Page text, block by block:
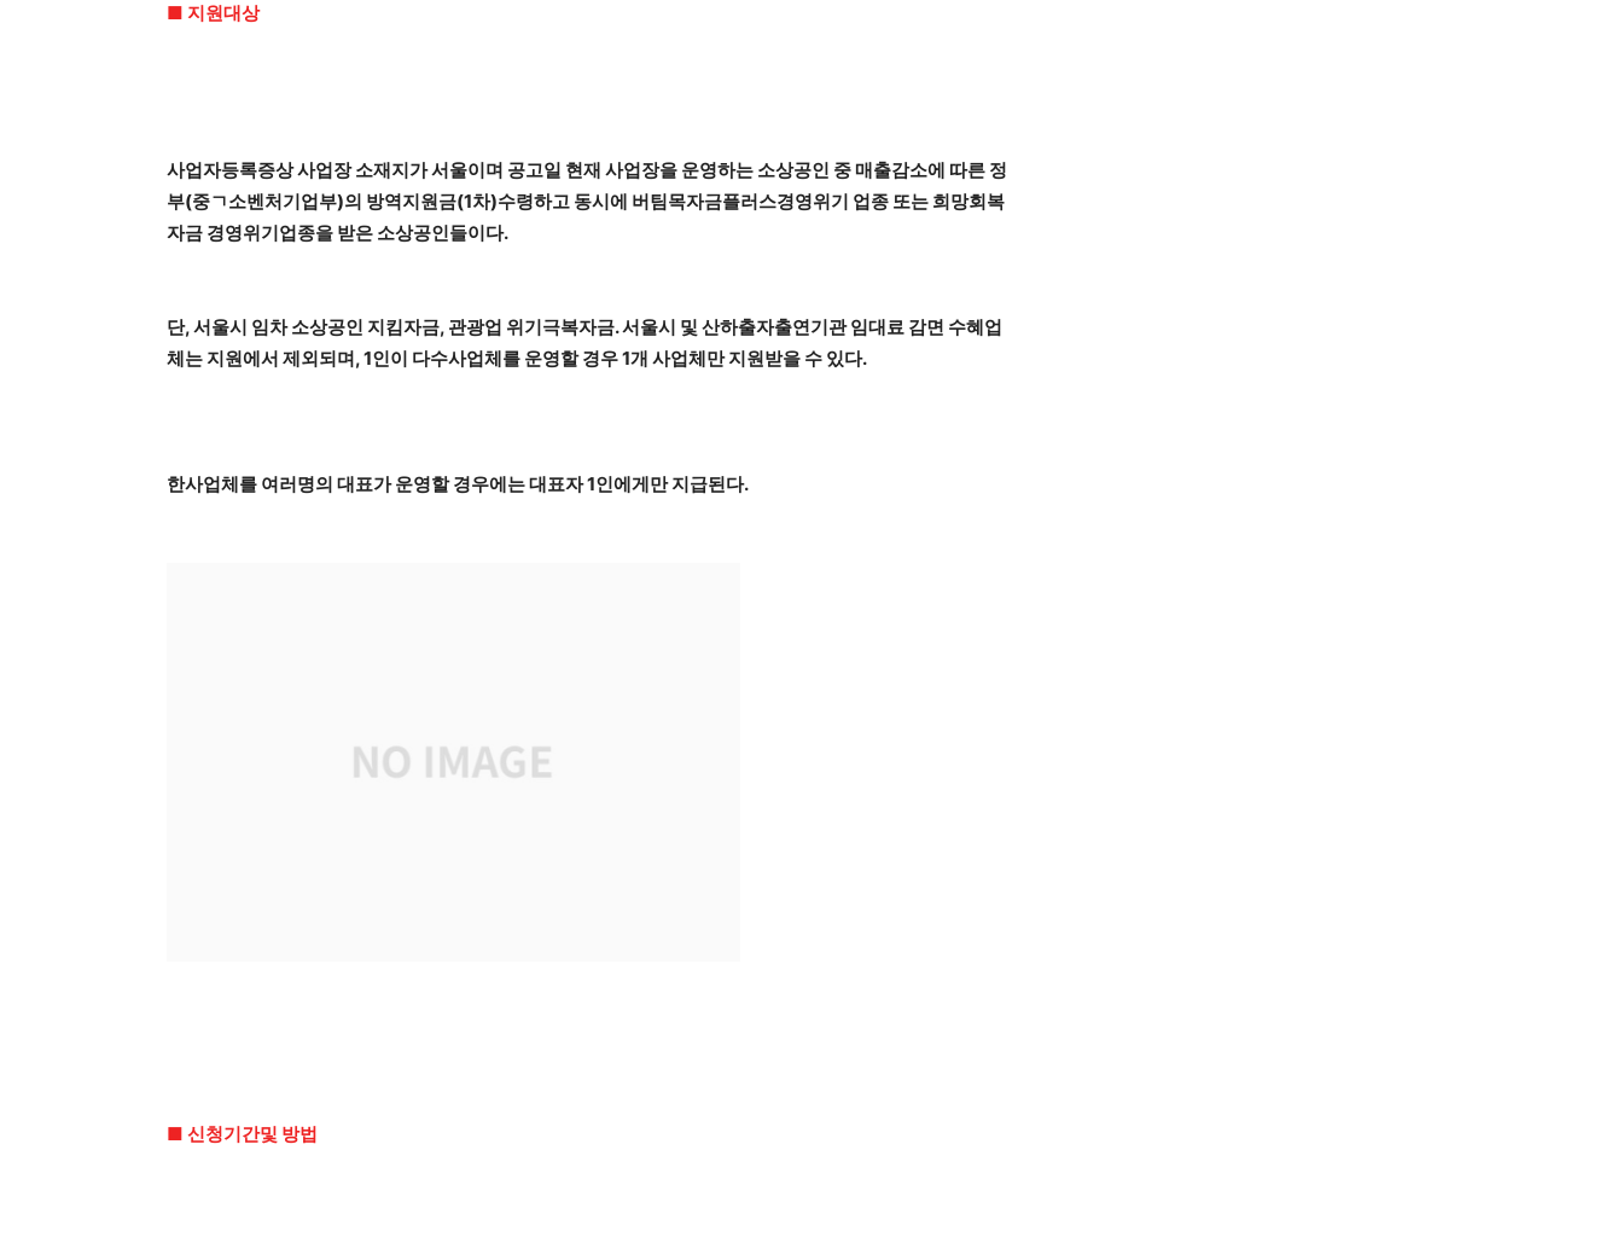
■ 지원대상
사업자등록증상 사업장 소재지가 서울이며 공고일 현재 사업장을 운영하는 소상공인 중 매출감소에 따른 정
부(중ㄱ소벤처기업부)의 방역지원금(1차)수령하고 동시에 버팀목자금플러스경영위기 업종 또는 희망회복
자금 경영위기업종을 받은 소상공인들이다.
단, 서울시 임차 소상공인 지킴자금, 관광업 위기극복자금. 서울시 및 산하출자출연기관 임대료 감면 수혜업
체는 지원에서 제외되며, 1인이 다수사업체를 운영할 경우 1개 사업체만 지원받을 수 있다.
한사업체를 여러명의 대표가 운영할 경우에는 대표자 1인에게만 지급된다.
■ 신청기간및 방법